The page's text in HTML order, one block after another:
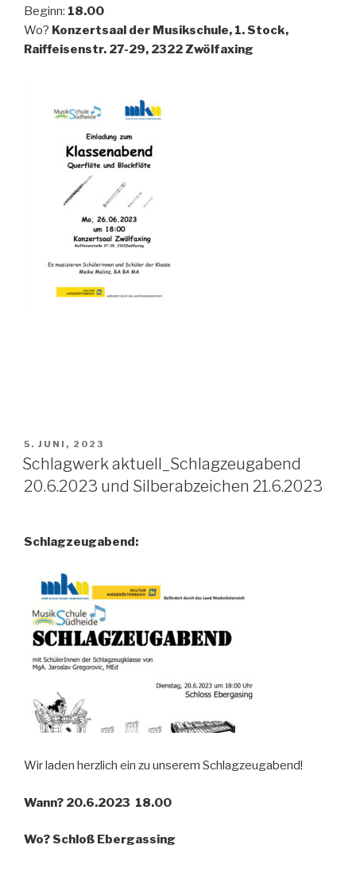
Beginn: 18.00
Wo? Konzertsaal der Musikschule, 1. Stock,
Raiffeisenstr. 27-29, 2322 Zwölfaxing
VERÖFFENTLICHT
AM
5. JUNI, 2023
Schlagwerk aktuell_Schlagzeugabend
20.6.2023 und Silberabzeichen 21.6.2023
Schlagzeugabend:
Wir laden herzlich ein zu unserem Schlagzeugabend!
Wann? 20.6.2023 18.00
Wo? Schloß Ebergassing